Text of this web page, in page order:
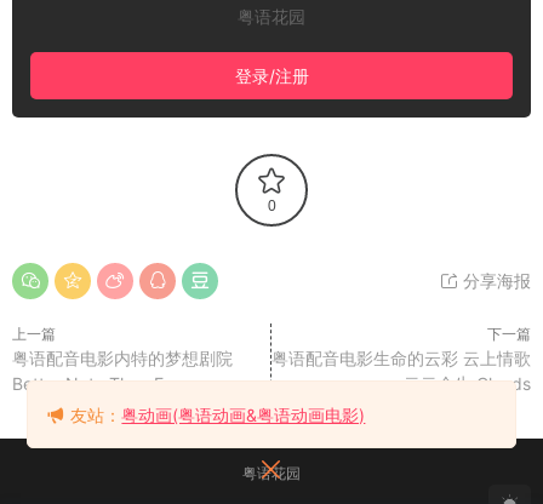
粤语花园
登录/注册
0
分享海报
上一篇
粤语配音电影内特的梦想剧院
Better Nate Than Ever
下一篇
粤语配音电影生命的云彩 云上情歌
云云众生 Clouds
粤语花园
友站：粤动画(粤语动画&粤语动画电影)